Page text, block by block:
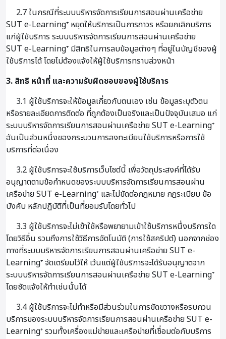
2.7 ในกรณีที่ระบบบริหารจัดการเรียนการสอนผ่านเครือข่าย
SUT e-Learning⁺ หยุดให้บริการเป็นการถาวร หรือยกเลิกบริการ
แก่ผู้ใช้บริการ ระบบบริหารจัดการเรียนการสอนผ่านเครือข่าย
SUT e-Learning⁺ มีสิทธิในการลบข้อมูลต่างๆ ที่อยู่ในบัญชีของผู้
ใช้บริการได้ โดยไม่ต้องแจ้งให้ผู้ใช้บริการทราบล่วงหน้า
3. สิทธิ หน้าที่ และความรับผิดชอบของผู้ใช้บริการ
3.1 ผู้ใช้บริการจะให้ข้อมูลเกี่ยวกับตนเอง เช่น ข้อมูลระบุตัวตน
หรือรายละเอียดการติดต่อ ที่ถูกต้องเป็นจริงและเป็นปัจจุบันเสมอ แก่
ระบบบริหารจัดการเรียนการสอนผ่านเครือข่าย SUT e-Learning⁺
อันเป็นส่วนหนึ่งของกระบวนการลงทะเบียนใช้บริการหรือการใช้
บริการที่ต่อเนื่อง
3.2 ผู้ใช้บริการจะใช้บริการเว็บไซต์นี้ เพื่อวัตถุประสงค์ที่ได้รับ
อนุญาตตามข้อกำหนดของระบบบริหารจัดการเรียนการสอนผ่าน
เครือข่าย SUT e-Learning⁺ และไม่ขัดต่อกฎหมาย กฎระเบียบ ข้อ
บังคับ หลักปฏิบัติที่เป็นที่ยอมรับโดยทั่วไป
3.3 ผู้ใช้บริการจะไม่เข้าใช้หรือพยายามเข้าใช้บริการหนึ่งบริการใด
โดยวิธีอื่น รวมถึงการใช้วิธีการอัตโนมัติ (การใช้สคริปต์) นอกจากช่อง
ทางที่ระบบบริหารจัดการเรียนการสอนผ่านเครือข่าย SUT e-
Learning⁺ จัดเตรียมไว้ให้ เว้นแต่ผู้ใช้บริการจะได้รับอนุญาตจาก
ระบบบริหารจัดการเรียนการสอนผ่านเครือข่าย SUT e-Learning⁺
โดยชัดแจ้งให้ทำเช่นนั้นได้
3.4 ผู้ใช้บริการจะไม่ทำหรือมีส่วนร่วมในการขัดขวางหรือรบกวน
บริการของระบบบริหารจัดการเรียนการสอนผ่านเครือข่าย SUT e-
Learning⁺ รวมทั้งเครื่องแม่ข่ายและเครือข่ายที่เชื่อมต่อกับบริการ